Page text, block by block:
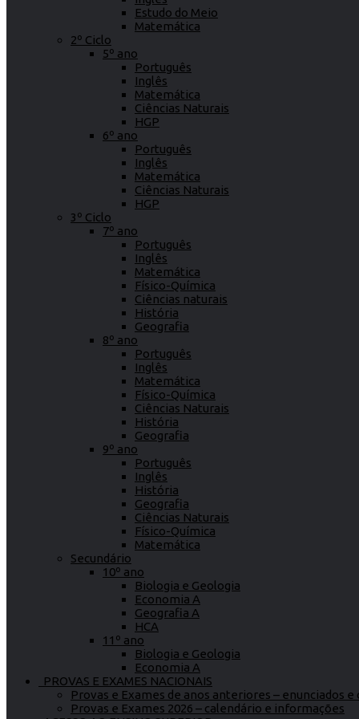
Estudo do Meio
Matemática
2º Ciclo
5º ano
Português
Inglês
Matemática
Ciências Naturais
HGP
6º ano
Português
Inglês
Matemática
Ciências Naturais
HGP
3º Ciclo
7º ano
Português
Inglês
Matemática
Físico-Química
Ciências naturais
História
Geografia
8º ano
Português
Inglês
Matemática
Físico-Química
Ciências Naturais
História
Geografia
9º ano
Português
Inglês
História
Geografia
Ciências Naturais
Físico-Química
Matemática
Secundário
10º ano
Biologia e Geologia
Economia A
Geografia A
HCA
11º ano
Biologia e Geologia
Economia A
PROVAS E EXAMES NACIONAIS
Provas e Exames de anos anteriores – enunciados
Provas e Exames 2026 – calendário e informações